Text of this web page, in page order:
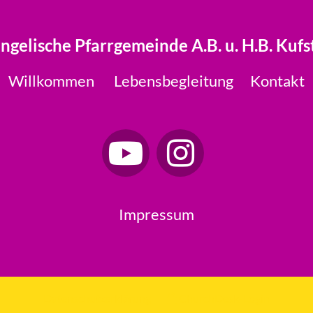
Pfarrgemeinde A.B. u. H.B.
Willkommen Lebensbegleitung Kontakt
Impressum